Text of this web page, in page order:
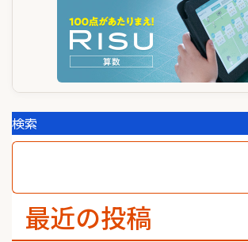
検索
最近の投稿